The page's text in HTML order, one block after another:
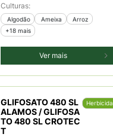
Culturas:
Algodão Ameixa
Arroz
+18 mais
Ver mais
GLIFOSATO 480 SL
ALAMOS / GLIFOSA
TO 480 SL CROTEC
T
Herbicida